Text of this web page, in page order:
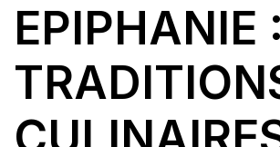
EPIPHANIE